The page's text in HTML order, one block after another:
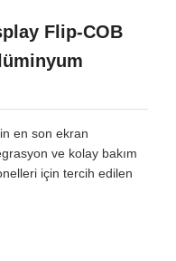
Flip-COB
en son ekran
ve kolay bakım
için tercih edilen